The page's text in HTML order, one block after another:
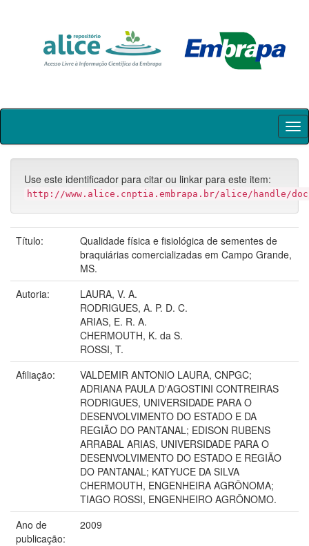
Skip
Use este identificador para citar ou linkar para este item:
http://www.alice.cnptia.embrapa.br/alice/handle/
Título:
Qualidade física e fisiológica de sementes de
braquiárias comercializadas em Campo Grande,
MS.
Autoria:
LAURA, V. A.
RODRIGUES, A. P. D. C.
ARIAS, E. R. A.
CHERMOUTH, K. da S.
ROSSI, T.
Afiliação:
VALDEMIR ANTONIO LAURA, CNPGC;
ADRIANA PAULA D'AGOSTINI CONTREIRAS
RODRIGUES, UNIVERSIDADE PARA O
DESENVOLVIMENTO DO ESTADO E DA
REGIÃO DO PANTANAL; EDISON RUBENS
ARRABAL ARIAS, UNIVERSIDADE PARA O
DESENVOLVIMENTO DO ESTADO E REGIÃO
DO PANTANAL; KATYUCE DA SILVA
CHERMOUTH, ENGENHEIRA AGRÔNOMA;
TIAGO ROSSI, ENGENHEIRO AGRÔNOMO.
Ano de
publicação:
2009